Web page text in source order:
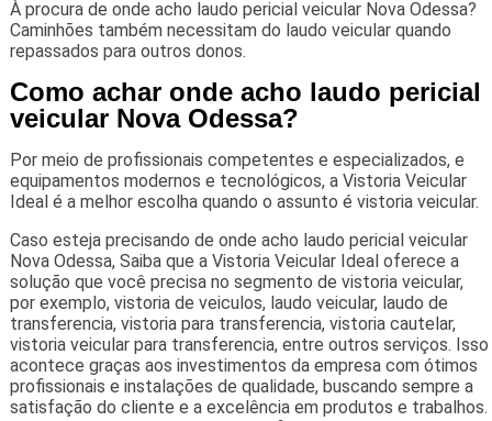
À procura de onde acho laudo pericial veicular Nova Odessa?
Caminhões também necessitam do laudo veicular quando
repassados para outros donos.
Como achar onde acho laudo pericial
veicular Nova Odessa?
Por meio de profissionais competentes e especializados, e
equipamentos modernos e tecnológicos, a Vistoria Veicular
Ideal é a melhor escolha quando o assunto é vistoria veicular.
Caso esteja precisando de onde acho laudo pericial veicular
Nova Odessa, Saiba que a Vistoria Veicular Ideal oferece a
solução que você precisa no segmento de vistoria veicular,
por exemplo, vistoria de veiculos, laudo veicular, laudo de
transferencia, vistoria para transferencia, vistoria cautelar,
vistoria veicular para transferencia, entre outros serviços. Isso
acontece graças aos investimentos da empresa com ótimos
profissionais e instalações de qualidade, buscando sempre a
satisfação do cliente e a excelência em produtos e trabalhos.